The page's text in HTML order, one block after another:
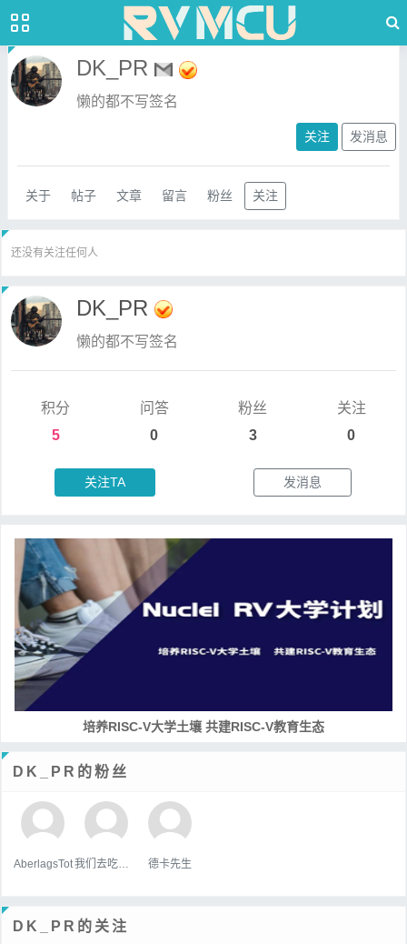
DK_PR
懒的都不写签名
关注 发消息
关于 帖子 文章 留言 粉丝 关注
还没有关注任何人
DK_PR
懒的都不写签名
积分
5
问答
0
粉丝
3
关注
0
关注TA 发消息
培养RISC-V大学土壤 共建RISC-V教育生态
DK_PR的粉丝
AberlagsTot 德卡先生
DK_PR的关注